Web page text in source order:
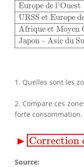
Europe de l’Ouest
URSS et Europe
Afrique et Moyen
Japon – Asie du
1. Quelles sont les
2. Compare ces
forte consommation.
▶ Correction
Correction
Source: